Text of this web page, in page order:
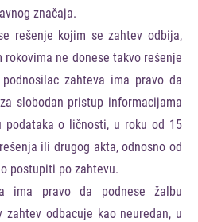
značaja.
rešenje kojim se zahtev odbija,
ne donese takvo rešenje
zahteva ima pravo da
slobodan pristup informacijama
o ličnosti, u roku od 15
ili drugog akta, odnosno od
postupiti po zahtevu.
pravo da podnese žalbu
zahtev odbacuje kao neuredan, u